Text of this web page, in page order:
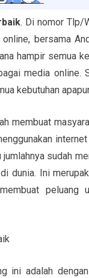
. Di nomor Tlp/
online, bersama
hampir semua
media
kebutuhan
membuat
sudah
dunia. Ini
ini adalah